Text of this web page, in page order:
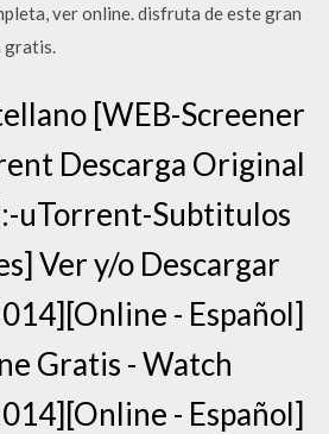
ver online. disfruta de este gran
[WEB-Screener
Descarga Original
uTorrent-Subtitulos
Ver y/o Descargar
- Español]
Gratis - Watch
- Español]